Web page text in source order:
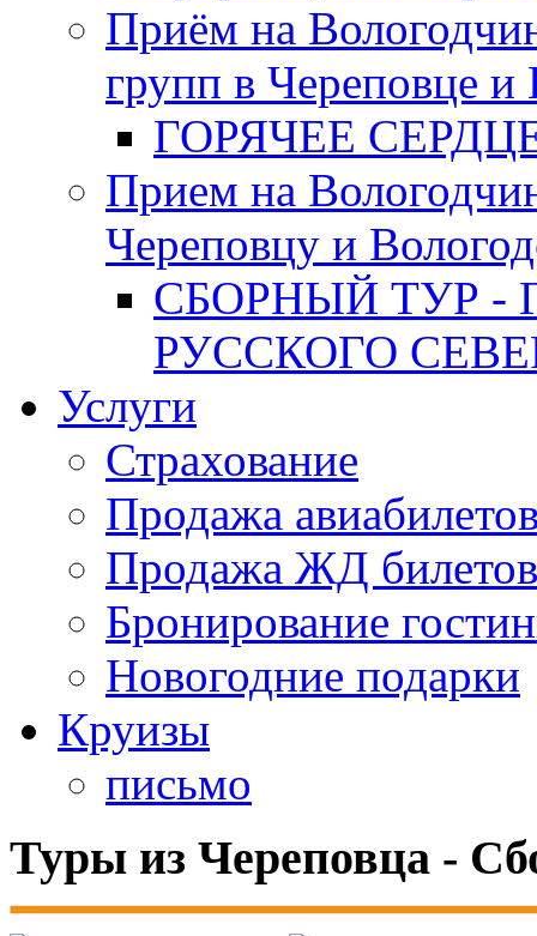
Приём на
групп в Череповце и
ГОРЯЧЕЕ
Прием на
Череповцу и
СБОРНЫЙ ТУР -
РУССКОГО
Услуги
Страхование
Продажа
Продажа ЖД билетов
Бронирование
Новогодние подарки
Круизы
письмо
Туры из Череповца -